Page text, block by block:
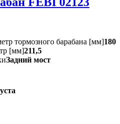
тормозного барабана [мм]180
[мм]211,5
Задний мост